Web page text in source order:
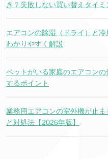
き？失敗しない買い替えタイ
エアコンの除湿（ドライ）と
わかりやすく解説
ペットがいる家庭のエアコン
するポイント
業務用エアコンの室外機が止
と対処法【2026年版】